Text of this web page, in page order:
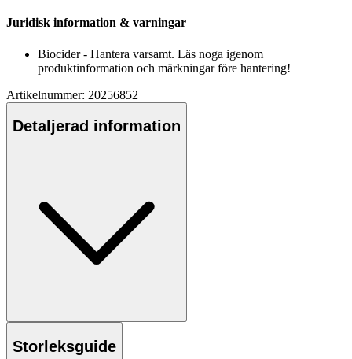
Juridisk information & varningar
Biocider - Hantera varsamt. Läs noga igenom
produktinformation och märkningar före hantering!
Artikelnummer: 20256852
Detaljerad information
Storleksguide